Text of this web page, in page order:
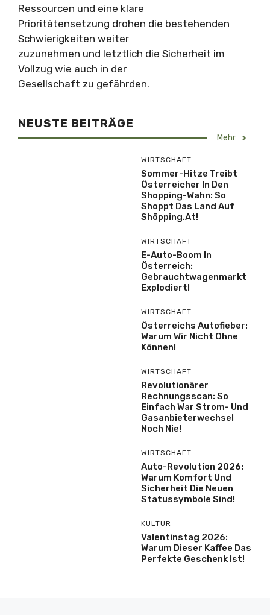
Ressourcen und eine klare
Prioritätensetzung drohen die bestehenden
Schwierigkeiten weiter
zuzunehmen und letztlich die Sicherheit im
Vollzug wie auch in der
Gesellschaft zu gefährden.
NEUSTE BEITRÄGE
Mehr
WIRTSCHAFT
Sommer-Hitze Treibt
Österreicher In Den
Shopping-Wahn: So
Shoppt Das Land Auf
Shöpping.at!
WIRTSCHAFT
E-Auto-Boom In
Österreich:
Gebrauchtwagenmarkt
Explodiert!
WIRTSCHAFT
Österreichs Autofieber:
Warum Wir Nicht Ohne
Können!
WIRTSCHAFT
Revolutionärer
Rechnungsscan: So
Einfach War Strom- Und
Gasanbieterwechsel
Noch Nie!
WIRTSCHAFT
Auto-Revolution 2026:
Warum Komfort Und
Sicherheit Die Neuen
Statussymbole Sind!
KULTUR
Valentinstag 2026:
Warum Dieser Kaffee Das
Perfekte Geschenk Ist!